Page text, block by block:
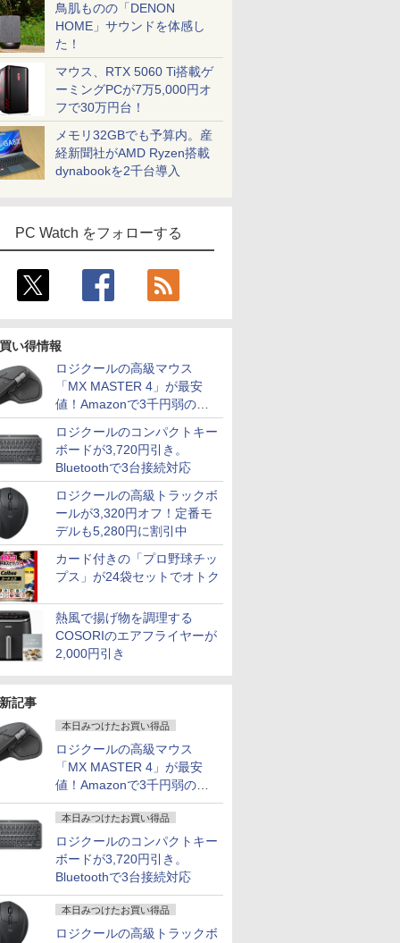
鳥肌ものの「DENON
HOME」サウンドを体感し
た！
マウス、RTX 5060 Ti搭載ゲ
ーミングPCが7万5,000円オ
フで30万円台！
メモリ32GBでも予算内。産
経新聞社がAMD Ryzen搭載
dynabookを2千台導入
PC Watch をフォローする
い得情報
ロジクールの高級マウス
「MX MASTER 4」が最安
値！Amazonで3千円弱の割
引
ロジクールのコンパクトキー
ボードが3,720円引き。
Bluetoothで3台接続対応
ロジクールの高級トラックボ
ールが3,320円オフ！定番モ
デルも5,280円に割引中
カード付きの「プロ野球チッ
プス」が24袋セットでオトク
熱風で揚げ物を調理する
COSORIのエアフライヤーが
2,000円引き
記事
本日みつけたお買い得品
ロジクールの高級マウス
「MX MASTER 4」が最安
値！Amazonで3千円弱の割
引
本日みつけたお買い得品
ロジクールのコンパクトキー
ボードが3,720円引き。
Bluetoothで3台接続対応
本日みつけたお買い得品
ロジクールの高級トラックボ